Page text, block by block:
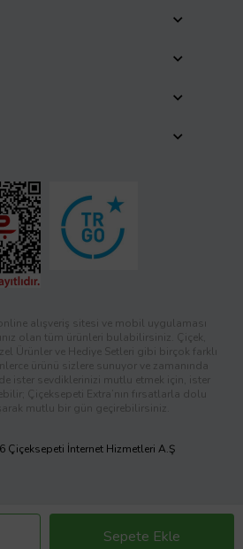
Sepete Ekle
alışveriş sitesi ve mobil uygulaması
olan tüm ürünleri bulabilirsiniz. Çiçek,
Ürünler ve Hediye Setleri gibi birçok farklı
ürünü sizlere sunuyor ve zamanında
ister sevdiklerinizi mutlu etmek için, ister
Çiçeksepeti Extra’nın fırsatlarla dolu
mutlu bir gün geçirebilirsiniz.
İnternet Hizmetleri A.Ş